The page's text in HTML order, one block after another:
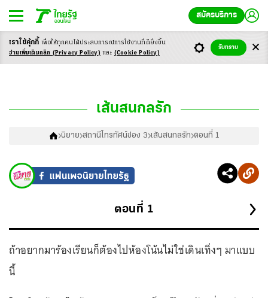
สมัครบริการ
เส้นสนกลรัก
นิยาย สถานีโทรทัศน์ช่อง 3 เส้นสนกลรัก ตอนที่ 1
ตอนที่ 1
ถ้าอยากมาร้องเรียนก็ต้องไปห้องโน้นไม่ใช่เดินเทิ่งๆ มาแบบ
นี้
เราใช้คุ้กกี้ เพื่อให้ทุกคนได้ประสบการณ์การใช้งานที่ดียิ่งขึ้น
อ่านเพิ่มเติมคลิก (Privacy Policy) และ (Cookie Policy)
รับทราบ